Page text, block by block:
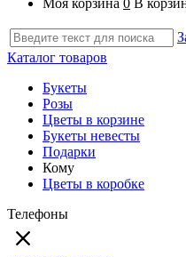
Моя корзина 0 В
Каталог товаров
Букеты
Розы
Цветы в корзине
Букеты невесты
Подарки
Кому
Цветы в коробке
Телефоны